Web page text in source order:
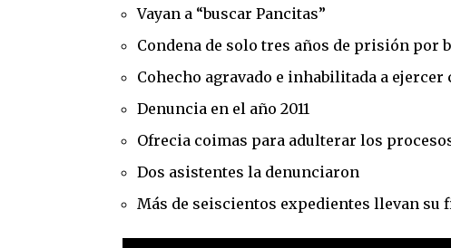
Vayan a “buscar Pancitas”
Condena de solo tres años de prisión por
Cohecho agravado e inhabilitada a
Denuncia en el año 2011
Ofrecia coimas para adulterar los
Dos asistentes la denunciaron
Más de seiscientos expedientes llevan su